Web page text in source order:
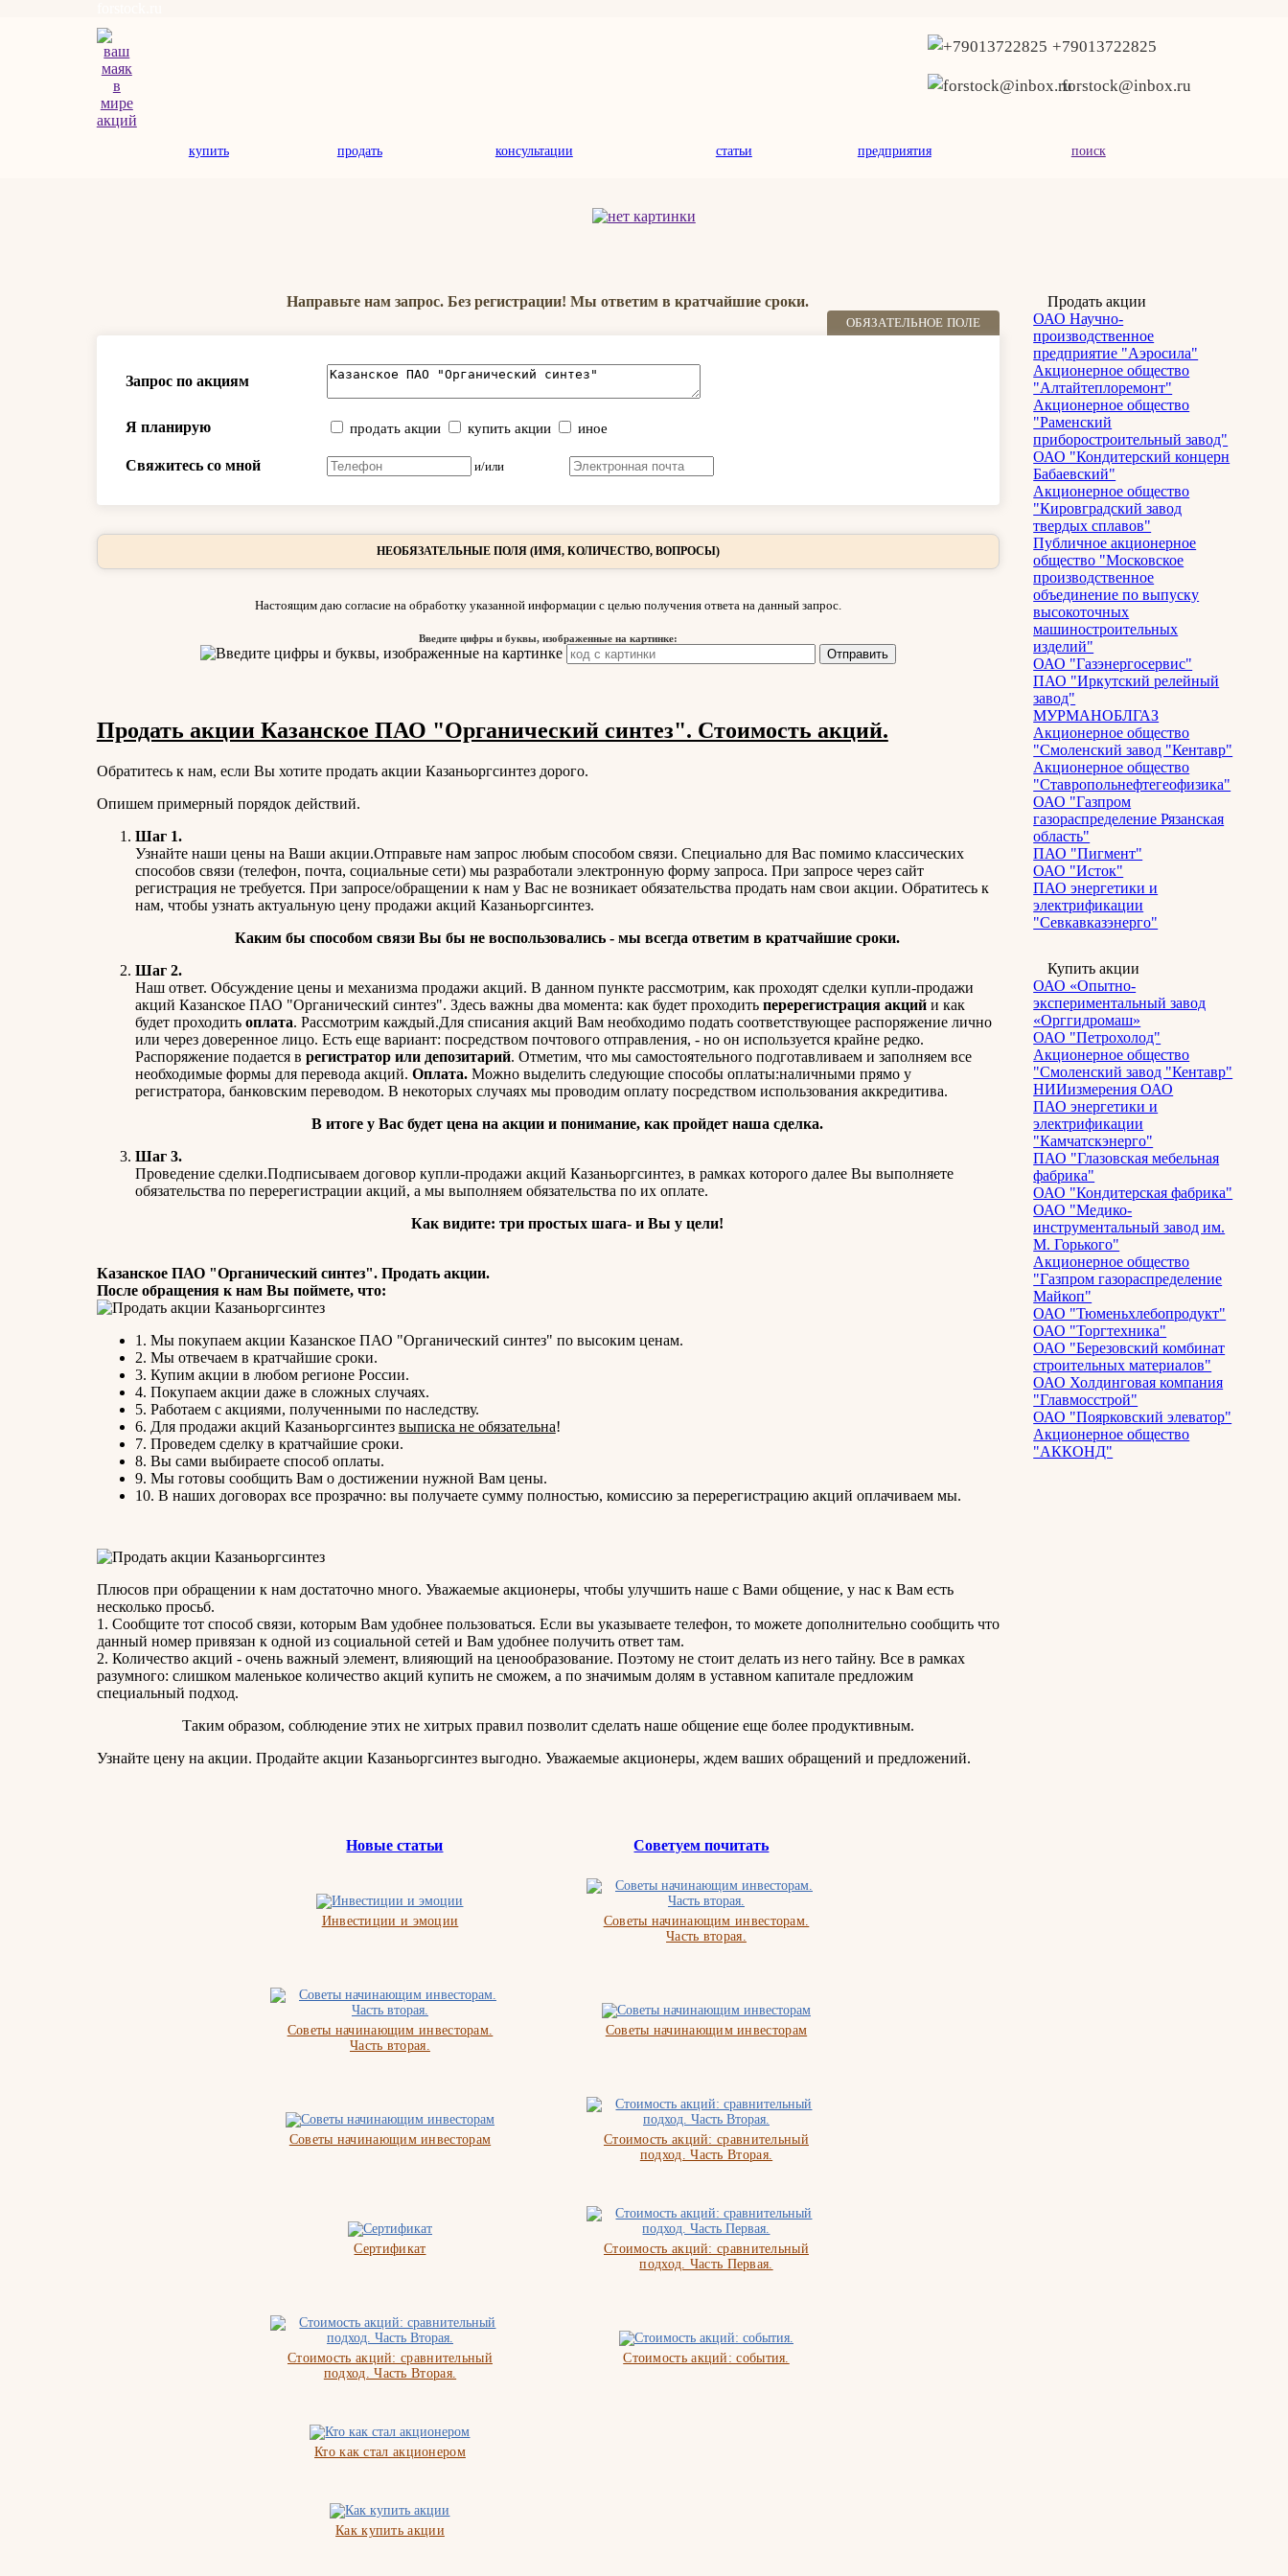
+79013722825
forstock@inbox.ru
купить продать консультации статьи предприятия поиск
Направьте нам запрос. Без регистрации! Мы ответим в кратчайшие сроки.
ОБЯЗАТЕЛЬНОЕ ПОЛЕ
Запрос по акциям
Я планирую продать акции купить акции иное
Свяжитесь со мной и/или
НЕОБЯЗАТЕЛЬНЫЕ ПОЛЯ (ИМЯ, КОЛИЧЕСТВО, ВОПРОСЫ)
Настоящим даю согласие на обработку указанной информации с целью получения ответа на данный запрос.
Введите цифры и буквы, изображенные на картинке:
Продать акции Казанское ПАО "Органический синтез". Стоимость акций.
Обратитесь к нам, если Вы хотите продать акции Казаньоргсинтез дорого.
Опишем примерный порядок действий.
Шаг 1.
Узнайте наши цены на Ваши акции.Отправьте нам запрос любым способом связи. Специально для Вас помимо классических
способов связи (телефон, почта, социальные сети) мы разработали электронную форму запроса. При запросе через сайт
регистрация не требуется. При запросе/обращении к нам у Вас не возникает обязательства продать нам свои акции. Обратитесь к
нам, чтобы узнать актуальную цену продажи акций Казаньоргсинтез.
Каким бы способом связи Вы бы не воспользовались - мы всегда ответим в кратчайшие сроки.
Шаг 2.
Наш ответ. Обсуждение цены и механизма продажи акций. В данном пункте рассмотрим, как проходят сделки купли-продажи
акций Казанское ПАО "Органический синтез". Здесь важны два момента: как будет проходить перерегистрация акций и как
будет проходить оплата. Рассмотрим каждый.Для списания акций Вам необходимо подать соответствующее распоряжение лично
или через доверенное лицо. Есть еще вариант: посредством почтового отправления, - но он используется крайне редко.
Распоряжение подается в регистратор или депозитарий. Отметим, что мы самостоятельного подготавливаем и заполняем все
необходимые формы для перевода акций. Оплата. Можно выделить следующие способы оплаты:наличными прямо у
регистратора, банковским переводом. В некоторых случаях мы проводим оплату посредством использования аккредитива.
В итоге у Вас будет цена на акции и понимание, как пройдет наша сделка.
Шаг 3.
Проведение сделки.Подписываем договор купли-продажи акций Казаньоргсинтез, в рамках которого далее Вы выполняете
обязательства по перерегистрации акций, а мы выполняем обязательства по их оплате.
Как видите: три простых шага- и Вы у цели!
Казанское ПАО "Органический синтез". Продать акции.
После обращения к нам Вы поймете, что:
1. Мы покупаем акции Казанское ПАО "Органический синтез" по высоким ценам.
2. Мы отвечаем в кратчайшие сроки.
3. Купим акции в любом регионе России.
4. Покупаем акции даже в сложных случаях.
5. Работаем с акциями, полученными по наследству.
6. Для продажи акций Казаньоргсинтез выписка не обязательна!
7. Проведем сделку в кратчайшие сроки.
8. Вы сами выбираете способ оплаты.
9. Мы готовы сообщить Вам о достижении нужной Вам цены.
10. В наших договорах все прозрачно: вы получаете сумму полностью, комиссию за перерегистрацию акций оплачиваем мы.
Плюсов при обращении к нам достаточно много. Уважаемые акционеры, чтобы улучшить наше с Вами общение, у нас к Вам есть
несколько просьб.
1. Сообщите тот способ связи, которым Вам удобнее пользоваться. Если вы указываете телефон, то можете дополнительно сообщить что
данный номер привязан к одной из социальной сетей и Вам удобнее получить ответ там.
2. Количество акций - очень важный элемент, влияющий на ценообразование. Поэтому не стоит делать из него тайну. Все в рамках
разумного: слишком маленькое количество акций купить не сможем, а по значимым долям в уставном капитале предложим
специальный подход.
Таким образом, соблюдение этих не хитрых правил позволит сделать наше общение еще более продуктивным.
Узнайте цену на акции. Продайте акции Казаньоргсинтез выгодно. Уважаемые акционеры, ждем ваших обращений и предложений.
Новые статьи Советуем почитать
Инвестиции и эмоции
Советы начинающим инвесторам.
Часть вторая.
Советы начинающим инвесторам.
Часть вторая.
Советы начинающим инвесторам
Советы начинающим инвесторам
Стоимость акций: сравнительный
подход. Часть Вторая.
Сертификат
Стоимость акций: сравнительный
подход. Часть Первая.
Стоимость акций: сравнительный
подход. Часть Вторая.
Стоимость акций: события.
Кто как стал акционером
Как купить акции
Продать акции
ОАО Научно-
производственное
предприятие "Аэросила"
Акционерное общество
"Алтайтеплоремонт"
Акционерное общество
"Раменский
приборостроительный завод"
ОАО "Кондитерский концерн
Бабаевский"
Акционерное общество
"Кировградский завод
твердых сплавов"
Публичное акционерное
общество "Московское
производственное
объединение по выпуску
высокоточных
машиностроительных
изделий"
ОАО "Газэнергосервис"
ПАО "Иркутский релейный
завод"
МУРМАНОБЛГАЗ
Акционерное общество
"Смоленский завод "Кентавр"
Акционерное общество
"Ставропольнефтегеофизика"
ОАО "Газпром
газораспределение Рязанская
область"
ПАО "Пигмент"
ОАО "Исток"
ПАО энергетики и
электрификации
"Севкавказэнерго"
Купить акции
ОАО «Опытно-
экспериментальный завод
«Орггидромаш»
ОАО "Петрохолод"
Акционерное общество
"Смоленский завод "Кентавр"
НИИизмерения ОАО
ПАО энергетики и
электрификации
"Камчатскэнерго"
ПАО "Глазовская мебельная
фабрика"
ОАО "Кондитерская фабрика"
ОАО "Медико-
инструментальный завод им.
М. Горького"
Акционерное общество
"Газпром газораспределение
Майкоп"
ОАО "Тюменьхлебопродукт"
ОАО "Торгтехника"
ОАО "Березовский комбинат
строительных материалов"
ОАО Холдинговая компания
"Главмосстрой"
ОАО "Поярковский элеватор"
Акционерное общество
"АККОНД"